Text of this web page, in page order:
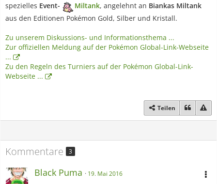
spezielles Event- Miltank, angelehnt an Biankas Miltank
aus den Editionen Pokémon Gold, Silber und Kristall.
Zu unserem Diskussions- und Informationsthema ...
Zur offiziellen Meldung auf der Pokémon Global-Link-Webseite
...
Zu den Regeln des Turniers auf der Pokémon Global-Link-
Webseite ...
Teilen
Kommentare 3
Black Puma 19. Mai 2016